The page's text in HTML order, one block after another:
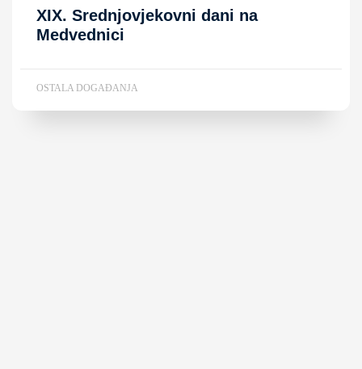
XIX. Srednjovjekovni dani na
Medvednici
OSTALA DOGAĐANJA